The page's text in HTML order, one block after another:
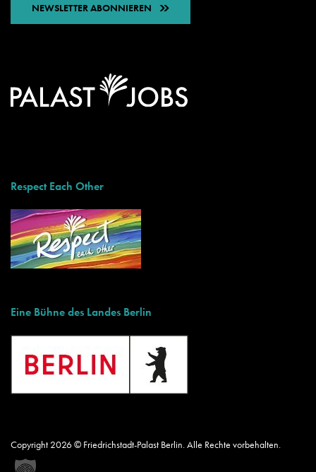
NEWSLETTER ABONNIEREN
Respect Each Other
Eine Bühne des Landes Berlin
Copyright 2026 © Friedrichstadt-Palast Berlin. Alle Rechte vorbehalten.